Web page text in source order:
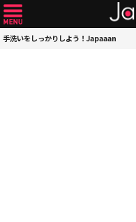
手洗いをしっかりしよう！Japaaan